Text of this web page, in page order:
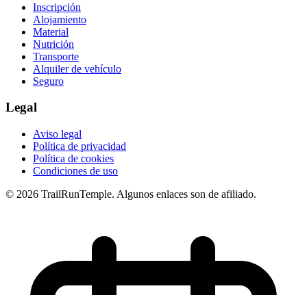
Inscripción
Alojamiento
Material
Nutrición
Transporte
Alquiler de vehículo
Seguro
Legal
Aviso legal
Política de privacidad
Política de cookies
Condiciones de uso
© 2026 TrailRunTemple. Algunos enlaces son de afiliado.